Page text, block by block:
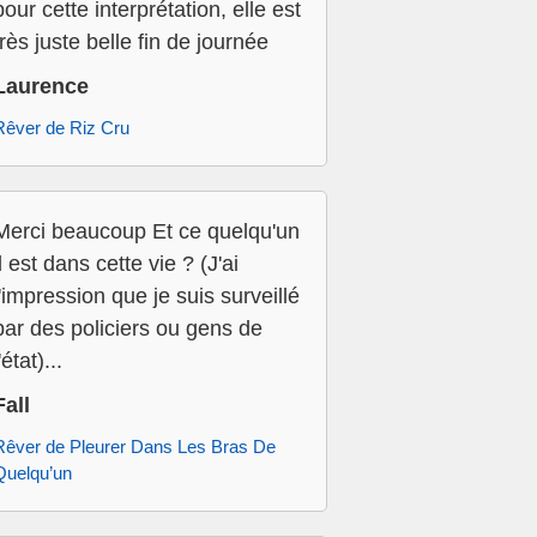
cette interprétation, elle est
juste belle fin de journée
de Riz Cru
beaucoup Et ce quelqu'un
est dans cette vie ? (J'ai
que je suis surveillé
des policiers ou gens de
de Pleurer Dans Les Bras De